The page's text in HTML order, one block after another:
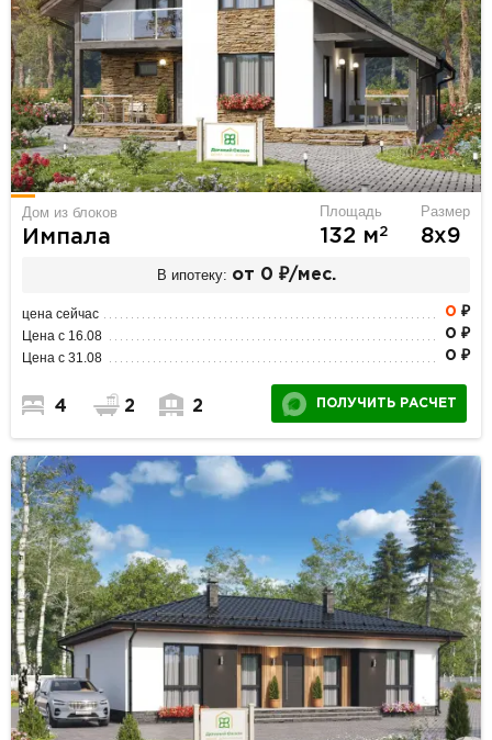
Дом из блоков
Импала
Площадь
132 м2
Размер
8х9
В ипотеку: от 0 ₽/мес.
цена сейчас 0 ₽
Цена с 16.08 0 ₽
Цена с 31.08 0 ₽
4 2 2 ПОЛУЧИТЬ РАСЧЕТ